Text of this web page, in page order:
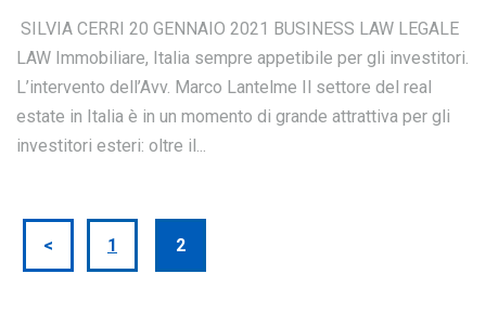
SILVIA CERRI 20 GENNAIO 2021 BUSINESS LAW LEGALE
LAW Immobiliare, Italia sempre appetibile per gli investitori.
L’intervento dell’Avv. Marco Lantelme Il settore del real
estate in Italia è in un momento di grande attrattiva per gli
investitori esteri: oltre il...
< 1 2